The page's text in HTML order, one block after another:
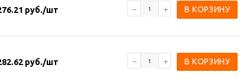
руб./шт В КОРЗИНУ
руб./шт В КОРЗИНУ